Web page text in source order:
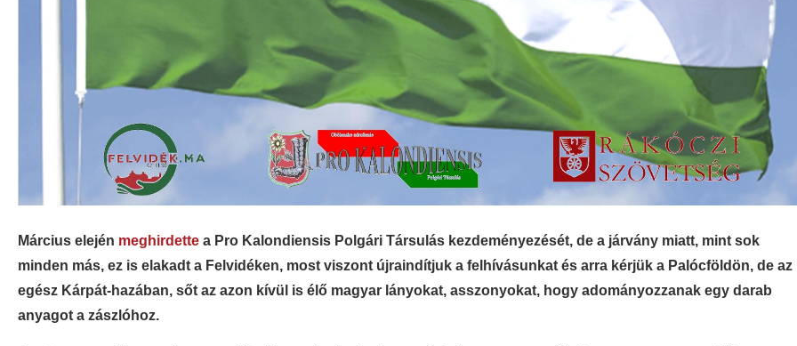
Március elején meghirdette a Pro Kalondiensis Polgári Társulás kezdeményezését, de a járvány miatt, mint sok
minden más, ez is elakadt a Felvidéken, most viszont újraindítjuk a felhívásunkat és arra kérjük a Palócföldön, de az
egész Kárpát-hazában, sőt az azon kívül is élő magyar lányokat, asszonyokat, hogy adományozzanak egy darab
anyagot a zászlóhoz.